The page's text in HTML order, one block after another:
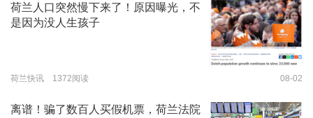
荷兰人口突然慢下来了！原因曝光，不
是因为没人生孩子
荷兰快讯 1372阅读 08-02
离谱！骗了数百人买假机票，荷兰法院